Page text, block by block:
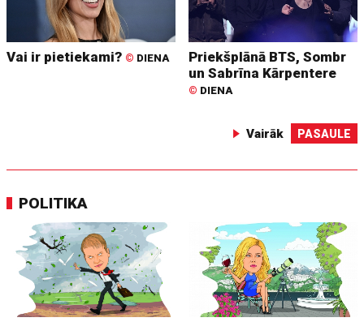
Vai ir pietiekami? © DIENA
Priekšplānā BTS, Sombr
un Sabrīna Kārpentere
© DIENA
Vairāk PASAULE
POLITIKA